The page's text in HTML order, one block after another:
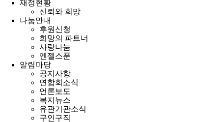
재정현황
신뢰와 희망
나눔안내
후원신청
희망의 파트너
사랑나눔
엔젤스푼
알림마당
공지사항
연합회소식
언론보도
복지뉴스
유관기관소식
구인구직